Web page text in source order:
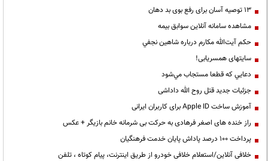
13 توصیه آسان برای رفع بوی بد دهان
مشاهده سامانه آنلاين سوابق بیمه
حكم آيت‌الله مكارم درباره شاهين نجفي
سایتهای همسریابی!
دعايي كه قطعا مستجاب مي‌شود
جزئیات جدید قتل روح الله داداشی
آموزش ساخت Apple ID برای کاربران ایرانی
راز خنده های اصغر فرهادی به حرکت بی شرمانه خانم بازیگر + عکس
پرداخت ۱۰۰ درصد پاداش پایان خدمت فرهنگیان
خلافی آنلاین/استعلام خلافی خودرو از طریق اینترنت، پیام کوتاه ، تلفن